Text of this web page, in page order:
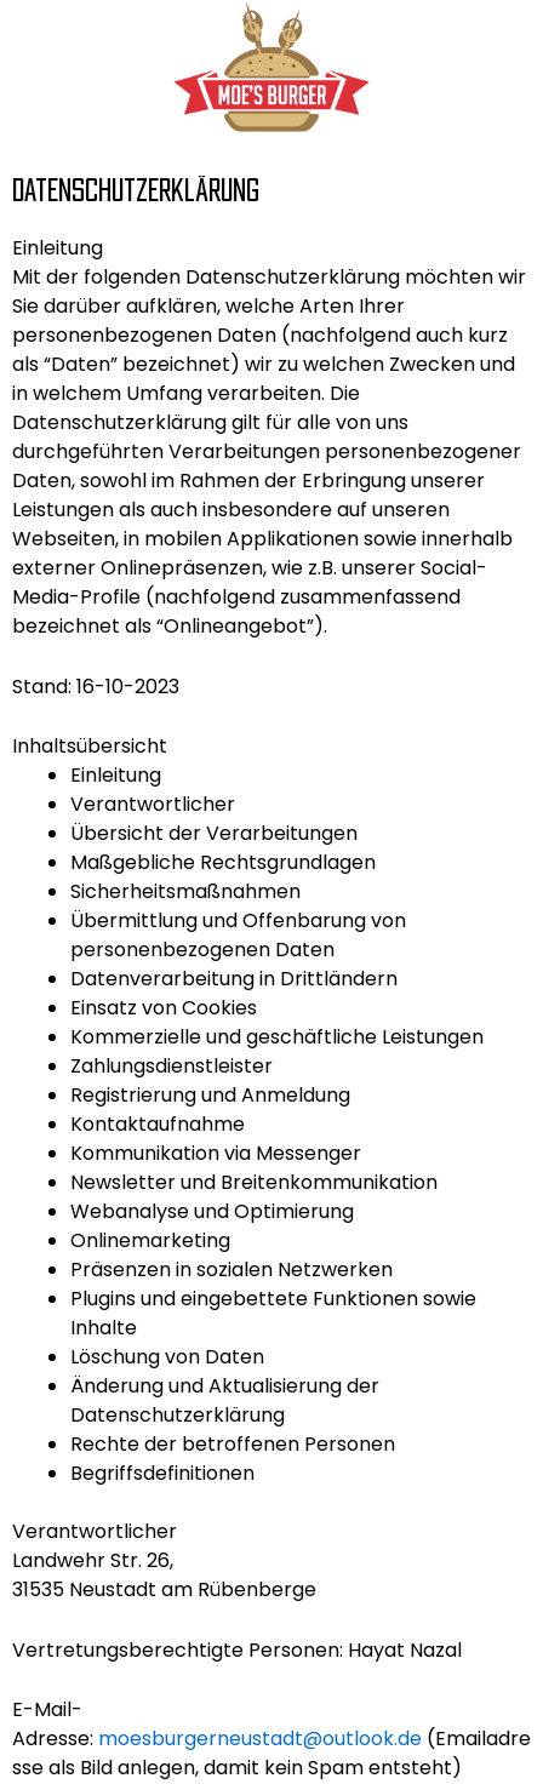
Datenschutzerklärung
Einleitung
Mit der folgenden Datenschutzerklärung möchten wir
Sie darüber aufklären, welche Arten Ihrer
personenbezogenen Daten (nachfolgend auch kurz
als “Daten” bezeichnet) wir zu welchen Zwecken und
in welchem Umfang verarbeiten. Die
Datenschutzerklärung gilt für alle von uns
durchgeführten Verarbeitungen personenbezogener
Daten, sowohl im Rahmen der Erbringung unserer
Leistungen als auch insbesondere auf unseren
Webseiten, in mobilen Applikationen sowie innerhalb
externer Onlinepräsenzen, wie z.B. unserer Social-
Media-Profile (nachfolgend zusammenfassend
bezeichnet als “Onlineangebot”).
Stand: 16-10-2023
Inhaltsübersicht
Einleitung
Verantwortlicher
Übersicht der Verarbeitungen
Maßgebliche Rechtsgrundlagen
Sicherheitsmaßnahmen
Übermittlung und Offenbarung von
personenbezogenen Daten
Datenverarbeitung in Drittländern
Einsatz von Cookies
Kommerzielle und geschäftliche Leistungen
Zahlungsdienstleister
Registrierung und Anmeldung
Kontaktaufnahme
Kommunikation via Messenger
Newsletter und Breitenkommunikation
Webanalyse und Optimierung
Onlinemarketing
Präsenzen in sozialen Netzwerken
Plugins und eingebettete Funktionen sowie
Inhalte
Löschung von Daten
Änderung und Aktualisierung der
Datenschutzerklärung
Rechte der betroffenen Personen
Begriffsdefinitionen
Verantwortlicher
Landwehr Str. 26,
31535 Neustadt am Rübenberge
Vertretungsberechtigte Personen: Hayat Nazal
E-Mail-
Adresse: moesburgerneustadt@outlook.de (Emailadre
sse als Bild anlegen, damit kein Spam entsteht)